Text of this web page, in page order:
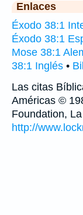
Enlaces
Éxodo 38:1
Éxodo 38:1
Mose 38:1
38:1 Inglés •
Las citas
Américas ©
Foundation,
http://